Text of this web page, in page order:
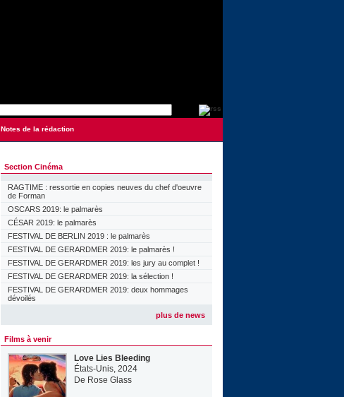
Notes de la rédaction
Section Cinéma
RAGTIME : ressortie en copies neuves du chef d'oeuvre
de Forman
OSCARS 2019: le palmarès
CÉSAR 2019: le palmarès
FESTIVAL DE BERLIN 2019 : le palmarès
FESTIVAL DE GERARDMER 2019: le palmarès !
FESTIVAL DE GERARDMER 2019: les jury au complet !
FESTIVAL DE GERARDMER 2019: la sélection !
FESTIVAL DE GERARDMER 2019: deux hommages
dévoilés
plus de news
Films à venir
Love Lies Bleeding
États-Unis, 2024
De Rose Glass